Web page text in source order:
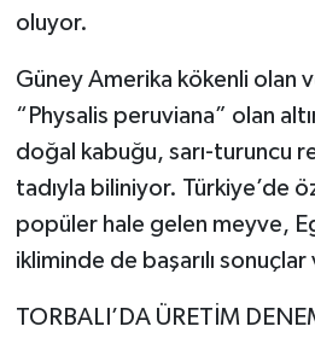
oluyor.
Güney Amerika kökenli olan
“Physalis peruviana” olan
doğal kabuğu, sarı-turuncu
tadıyla biliniyor. Türkiye’de
popüler hale gelen meyve,
ikliminde de başarılı
TORBALI’DA ÜRETİM